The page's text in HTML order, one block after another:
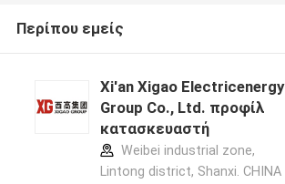
Περίπου εμείς
Xi'an Xigao Electricenergy
Group Co., Ltd. προφίλ
κατασκευαστή
Weibei industrial zone,
Lintong district, Shanxi. CHINA